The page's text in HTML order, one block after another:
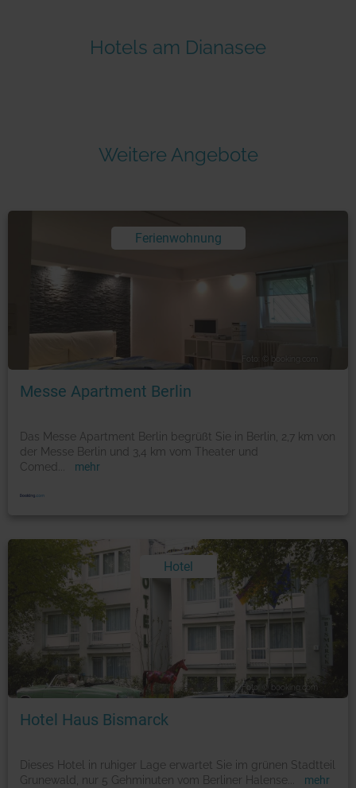
Hotels am Dianasee
Weitere Angebote
Ferienwohnung
Foto: © booking.com
Messe Apartment Berlin
Das Messe Apartment Berlin begrüßt Sie in Berlin, 2,7 km von
der Messe Berlin und 3,4 km vom Theater und
Comed
mehr
Hotel
Foto: © booking.com
Hotel Haus Bismarck
Dieses Hotel in ruhiger Lage erwartet Sie im grünen Stadtteil
Grunewald, nur 5 Gehminuten vom Berliner Halense
mehr